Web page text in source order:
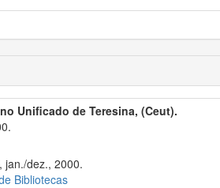
Unificado de Teresina, (Ceut).
jan./dez., 2000.
Bibliotecas